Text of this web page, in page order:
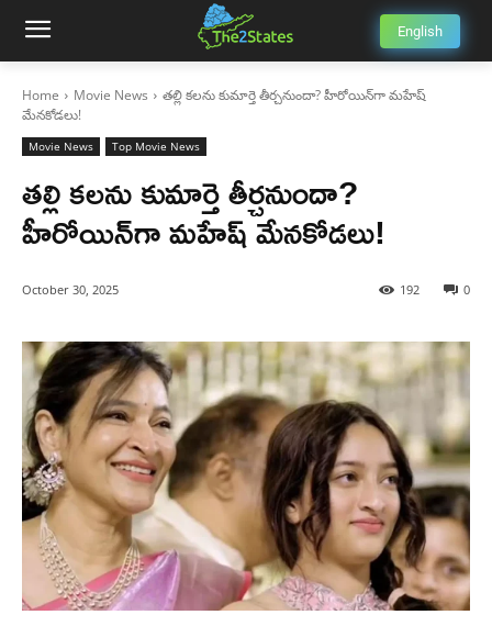
English
Home Movie News
తల్లి కలను కుమార్తె తీర్చనుందా? హీరోయిన్‌గా మహేష్
మేనకోడలు!
Movie News Top Movie News
తల్లి కలను కుమార్తె తీర్చనుందా?
హీరోయిన్‌గా మహేష్ మేనకోడలు!
October 30, 2025 0
192